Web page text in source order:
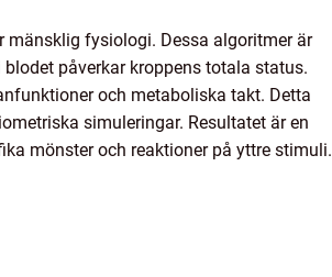
fysiologi. Dessa algoritmer är
påverkar kroppens totala status.
och metaboliska takt. Detta
simuleringar. Resultatet är en
mönster och reaktioner på yttre stimuli.